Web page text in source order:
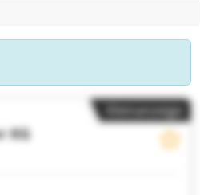
Kleinanzeige
KG